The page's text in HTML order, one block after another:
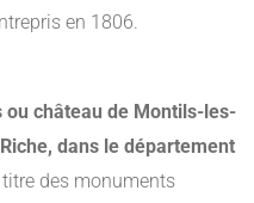
en 1806.
ou château de Montils-les-
dans le département
des monuments